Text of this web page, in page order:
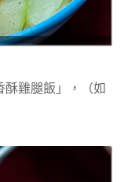
酥雞腿飯」，（如